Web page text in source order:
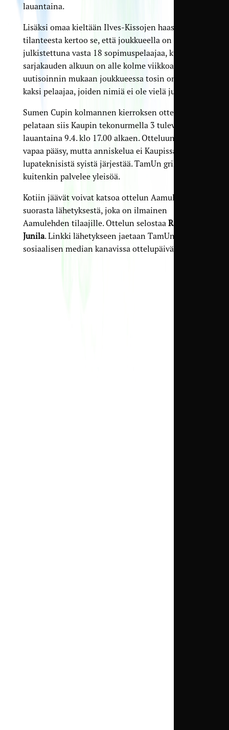
lauantaina.
Lisäksi omaa kieltään Ilves-Kissojen haastavasta
tilanteesta kertoo se, että joukkueella on
julkistettuna vasta 18 sopimuspelaajaa, kun
sarjakauden alkuun on alle kolme viikkoa. Seuran
uutisoinnin mukaan joukkueessa tosin on lisäksi
kaksi pelaajaa, joiden nimiä ei ole vielä julkaistu.
Sumen Cupin kolmannen kierroksen ottelu
pelataan siis Kaupin tekonurmella 3 tulevana
lauantaina 9.4. klo 17.00 alkaen. Otteluun on
vapaa pääsy, mutta anniskelua ei Kaupissa voida
lupateknisistä syistä järjestää. TamUn grilli
kuitenkin palvelee yleisöä.
Kotiin jäävät voivat katsoa ottelun Aamulehden
suorasta lähetyksestä, joka on ilmainen
Aamulehden tilaajille. Ottelun selostaa Rasmus
Junila. Linkki lähetykseen jaetaan TamUn
sosiaalisen median kanavissa ottelupäivänä.